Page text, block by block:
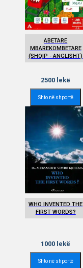
ABETARE
MBAREKOMBETARE
(SHQIP - ANGLISHT)
2500 lekë
Shto në shportë
WHO INVENTED THE
FIRST WORDS?
1000 lekë
Shto në shportë